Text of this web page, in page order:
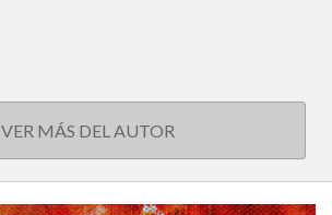
VER MÁS DEL AUTOR